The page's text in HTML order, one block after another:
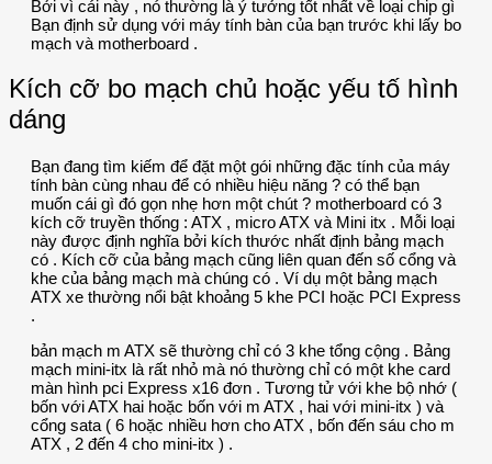
Bởi vì cái này , nó thường là ý tưởng tốt nhất về loại chip gì
Bạn định sử dụng với máy tính bàn của bạn trước khi lấy bo
mạch và motherboard .
Kích cỡ bo mạch chủ hoặc yếu tố hình
dáng
Bạn đang tìm kiếm để đặt một gói những đặc tính của máy
tính bàn cùng nhau để có nhiều hiệu năng ? có thể bạn
muốn cái gì đó gọn nhẹ hơn một chút ? motherboard có 3
kích cỡ truyền thống : ATX , micro ATX và Mini itx . Mỗi loại
này được định nghĩa bởi kích thước nhất định bảng mạch
có . Kích cỡ của bảng mạch cũng liên quan đến số cổng và
khe của bảng mạch mà chúng có . Ví dụ một bảng mạch
ATX xe thường nổi bật khoảng 5 khe PCI hoặc PCI Express
.
bản mạch m ATX sẽ thường chỉ có 3 khe tổng cộng . Bảng
mạch mini-itx là rất nhỏ mà nó thường chỉ có một khe card
màn hình pci Express x16 đơn . Tương tử với khe bộ nhớ (
bốn với ATX hai hoặc bốn với m ATX , hai với mini-itx ) và
cổng sata ( 6 hoặc nhiều hơn cho ATX , bốn đến sáu cho m
ATX , 2 đến 4 cho mini-itx ) .